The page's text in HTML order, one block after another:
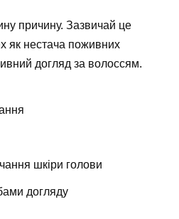
причину. Зазвичай це
як нестача поживних
догляд за волоссям.
шкіри голови
догляду